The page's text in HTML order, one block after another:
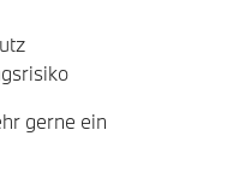
gerne ein